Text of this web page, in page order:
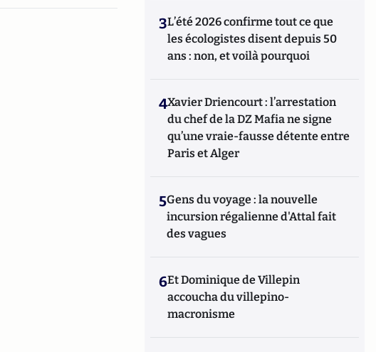
3L’été 2026 confirme tout ce que
les écologistes disent depuis 50
ans : non, et voilà pourquoi
4Xavier Driencourt : l’arrestation
du chef de la DZ Mafia ne signe
qu’une vraie-fausse détente entre
Paris et Alger
5Gens du voyage : la nouvelle
incursion régalienne d'Attal fait
des vagues
6Et Dominique de Villepin
accoucha du villepino-
macronisme